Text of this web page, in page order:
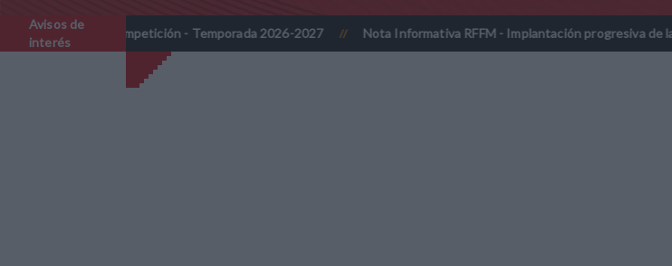
Avisos de
interés
- Temporada 2026-2027 // Nota Informativa RFFM - Implantación progresiva de la firma digitalizada en